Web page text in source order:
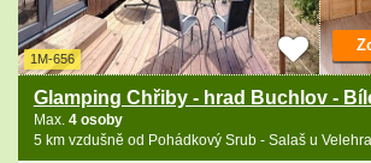
1M-656
Glamping Chřiby - hrad Buchlov -
Max. 4 osoby
5 km vzdušně od Pohádkový Srub - Salaš u